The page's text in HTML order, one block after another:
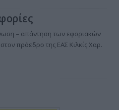
– απάντηση των εφοριακών
πρόεδρο της ΕΑΣ Κιλκίς Χαρ.